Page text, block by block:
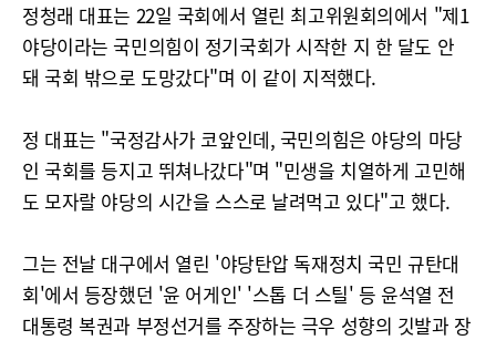
정청래 대표는 22일 국회에서 열린 최고위원회의에서 "제1
야당이라는 국민의힘이 정기국회가 시작한 지 한 달도 안
돼 국회 밖으로 도망갔다"며 이 같이 지적했다.
정 대표는 "국정감사가 코앞인데, 국민의힘은 야당의 마당
인 국회를 등지고 뛰쳐나갔다"며 "민생을 치열하게 고민해
도 모자랄 야당의 시간을 스스로 날려먹고 있다"고 했다.
그는 전날 대구에서 열린 '야당탄압 독재정치 국민 규탄대
회'에서 등장했던 '윤 어게인' '스톱 더 스틸' 등 윤석열 전
대통령 복권과 부정선거를 주장하는 극우 성향의 깃발과 장